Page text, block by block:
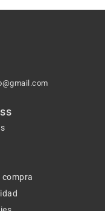
compra